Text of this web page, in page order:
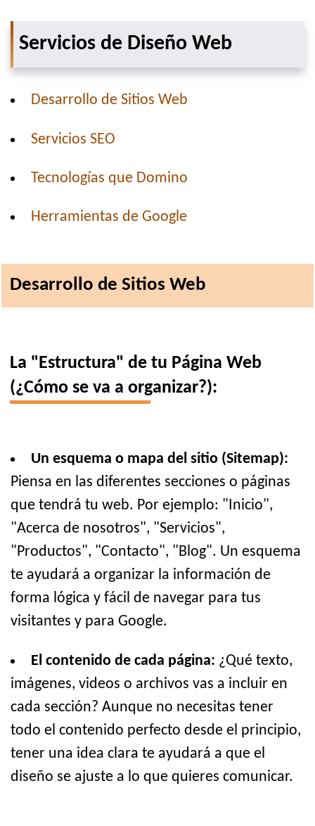
Servicios de Diseño Web
Desarrollo de Sitios Web
Servicios SEO
Tecnologías que Domino
Herramientas de Google
Desarrollo de Sitios Web
La "Estructura" de tu Página Web
(¿Cómo se va a organizar?):
Un esquema o mapa del sitio (Sitemap):
Piensa en las diferentes secciones o páginas
que tendrá tu web. Por ejemplo: "Inicio",
"Acerca de nosotros", "Servicios",
"Productos", "Contacto", "Blog". Un esquema
te ayudará a organizar la información de
forma lógica y fácil de navegar para tus
visitantes y para Google.
El contenido de cada página: ¿Qué texto,
imágenes, videos o archivos vas a incluir en
cada sección? Aunque no necesitas tener
todo el contenido perfecto desde el principio,
tener una idea clara te ayudará a que el
diseño se ajuste a lo que quieres comunicar.